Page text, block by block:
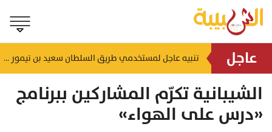
عاجل منذ ساعتين تنبيه عاجل لمستخدمي طريق السلطان سعيد بن تيمور
الشيبانية تكرّم المشاركين ببرنامج
«درس على الهواء»